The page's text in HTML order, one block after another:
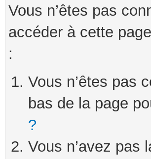
Vous n’êtes pas
accéder à cette
:
Vous n’êtes pas
bas de la page
?
Vous n’avez pas